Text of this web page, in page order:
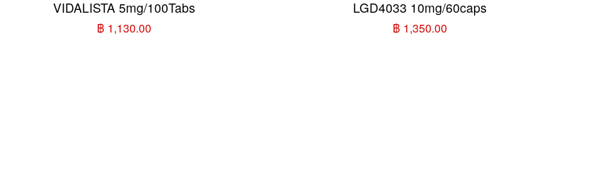
VIDALISTA 5mg/100Tabs
฿ 1,130.00
LGD4033 10mg/60caps
฿ 1,350.00